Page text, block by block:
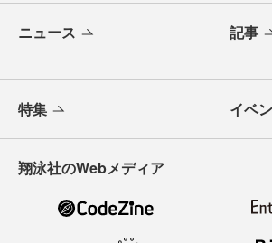
ニュース 記事
特集 イベ
翔泳社のWebメディア